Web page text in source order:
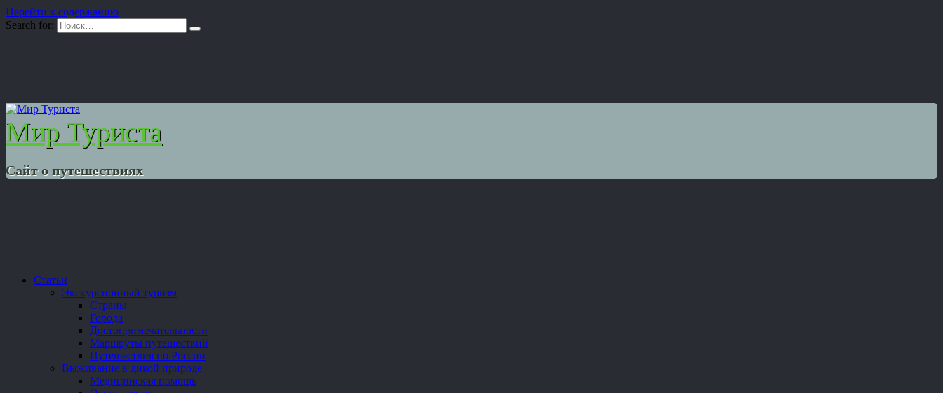
Перейти к содержанию
Search for:
Мир Туриста
Сайт о путешествиях
Статьи
Экскурсионный туризм
Страны
Города
Достопримечательности
Маршруты путешествий
Путешествия по России
Выживание в дикой природе
Медицинская помощь